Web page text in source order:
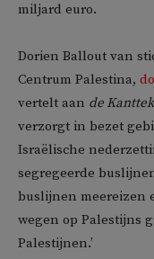
miljard euro.
Dorien Ballout van
Centrum Palestina,
vertelt aan de
verzorgt in bezet
Israëlische
segregeerde
buslijnen meereizen
wegen op Palestijns
Palestijnen.’